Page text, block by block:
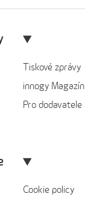
Tiskové zprávy
innogy Magazín
Pro dodavatele
Cookie policy